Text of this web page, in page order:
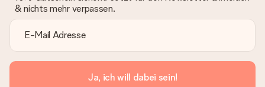
& nichts mehr verpassen.
Ja, ich will dabei sein!